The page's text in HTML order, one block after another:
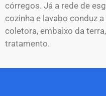
córregos. Já a rede de
cozinha e lavabo conduz
coletora, embaixo da
tratamento.